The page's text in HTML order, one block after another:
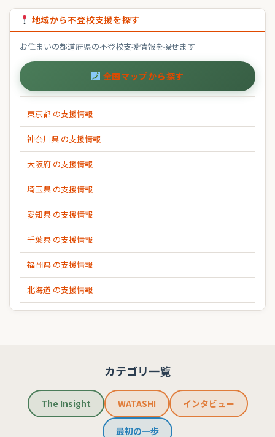
地域から不登校支援を探す
お住まいの都道府県の不登校支援情報を探せます
全国マップから探す
東京都 の支援情報
神奈川県 の支援情報
大阪府 の支援情報
埼玉県 の支援情報
愛知県 の支援情報
千葉県 の支援情報
福岡県 の支援情報
北海道 の支援情報
カテゴリ一覧
The Insight WATASHI インタビュー
最初の一歩